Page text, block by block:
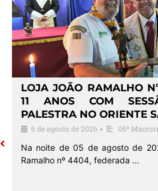
LOJA JOÃO RAMALHO
11 ANOS COM
PALESTRA NO ORIENTE
6 de agosto de 2026 • 06ª
Na noite de 05 de agosto de
Ramalho nº 4404, federada …